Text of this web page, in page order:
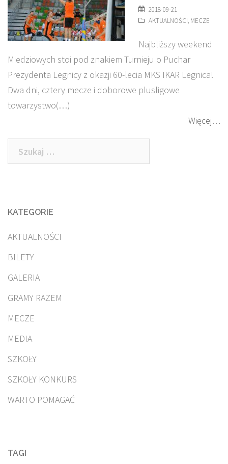
2018-09-21
AKTUALNOŚCI, MECZE
Najbliższy weekend
Miedziowych stoi pod znakiem Turnieju o Puchar
Prezydenta Legnicy z okazji 60-lecia MKS IKAR Legnica!
Dwa dni, cztery mecze i doborowe plusligowe
towarzystwo(…)
Więcej…
Szukaj:
KATEGORIE
AKTUALNOŚCI
BILETY
GALERIA
GRAMY RAZEM
MECZE
MEDIA
SZKOŁY
SZKOŁY KONKURS
WARTO POMAGAĆ
TAGI